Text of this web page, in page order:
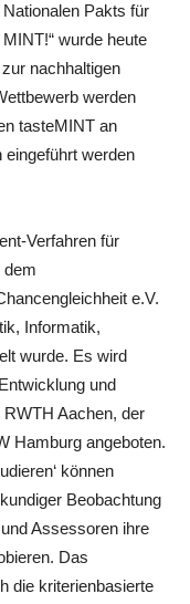
Pakts für
wurde heute
nachhaltigen
werden
tasteMINT an
eingeführt werden
Verfahren für
dem
e.V.
Informatik,
wurde. Es wird
und
Aachen, der
Hamburg angeboten.
können
Beobachtung
Assessoren ihre
Das
die kriterienbasierte